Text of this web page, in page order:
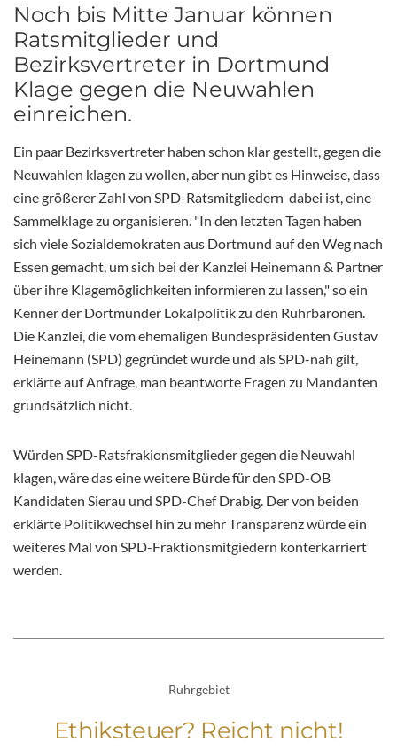
Noch bis Mitte Januar können
Ratsmitglieder und
Bezirksvertreter in Dortmund
Klage gegen die Neuwahlen
einreichen.
Ein paar Bezirksvertreter haben schon klar gestellt, gegen die
Neuwahlen klagen zu wollen, aber nun gibt es Hinweise, dass
eine größerer Zahl von SPD-Ratsmitgliedern dabei ist, eine
Sammelklage zu organisieren. "In den letzten Tagen haben
sich viele Sozialdemokraten aus Dortmund auf den Weg nach
Essen gemacht, um sich bei der Kanzlei Heinemann & Partner
über ihre Klagemöglichkeiten informieren zu lassen," so ein
Kenner der Dortmunder Lokalpolitik zu den Ruhrbaronen.
Die Kanzlei, die vom ehemaligen Bundespräsidenten Gustav
Heinemann (SPD) gegründet wurde und als SPD-nah gilt,
erklärte auf Anfrage, man beantworte Fragen zu Mandanten
grundsätzlich nicht.
Würden SPD-Ratsfrakionsmitglieder gegen die Neuwahl
klagen, wäre das eine weitere Bürde für den SPD-OB
Kandidaten Sierau und SPD-Chef Drabig. Der von beiden
erklärte Politikwechsel hin zu mehr Transparenz würde ein
weiteres Mal von SPD-Fraktionsmitgiedern konterkarriert
werden.
Ruhrgebiet
Ethiksteuer? Reicht nicht!